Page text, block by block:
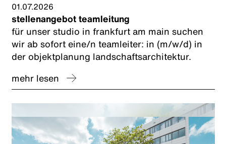
01.07.2026
stellenangebot teamleitung
für unser studio in frankfurt am main suchen
wir ab sofort eine/n teamleiter: in (m/w/d) in
der objektplanung landschaftsarchitektur.
mehr lesen